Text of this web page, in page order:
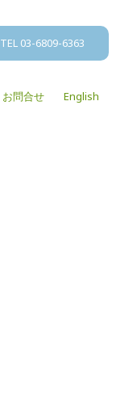
TEL 03-6809-6363
お問合せ English